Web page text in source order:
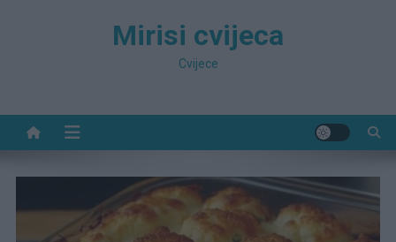
Mirisi cvijeca
Cvijece